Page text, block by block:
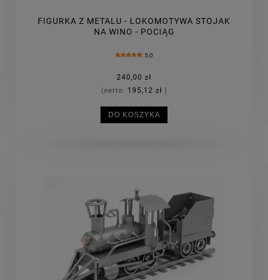
FIGURKA Z METALU - LOKOMOTYWA STOJAK
NA WINO - POCIĄG
5.0
240,00 zł
(netto: 195,12 zł )
DO KOSZYKA